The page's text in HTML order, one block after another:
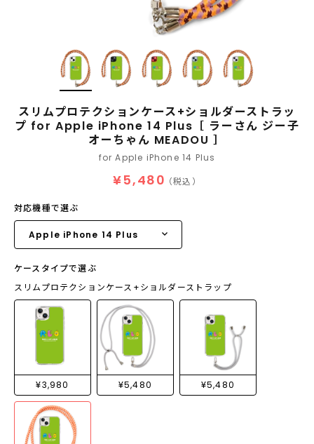
スリムプロテクションケース+ショルダーストラッ
プ for Apple iPhone 14 Plus［ ラーさん ジー子
オーちゃん MEADOU ］
for Apple iPhone 14 Plus
¥5,480 （税込）
対応機種で選ぶ
ケースタイプで選ぶ
スリムプロテクションケース+ショルダーストラップ
¥3,980 ¥5,480 ¥5,480